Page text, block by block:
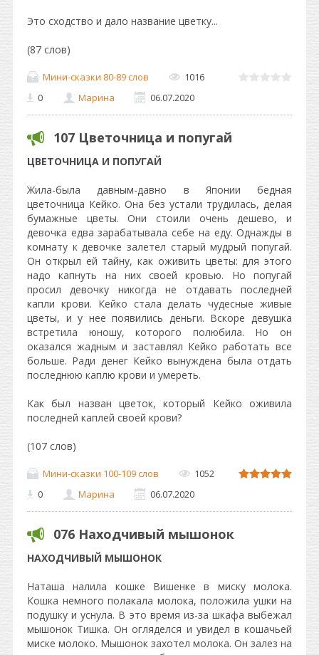
Это сходство и дало название цветку...
(87 слов)
Мини-сказки 80-89 слов
1016
0
Марина 06.07.2020
107 Цветочница и попугай
ЦВЕТОЧНИЦА И ПОПУГАЙ
Жила-была давным-давно в Японии бедная
цветочница Кейко. Она без устали трудилась, делая
бумажные цветы. Они стоили очень дешево, и
девочка едва зарабатывала себе на еду. Однажды в
комнату к девочке залетел старый мудрый попугай.
Он открыл ей тайну, как оживить цветы: для этого
надо капнуть на них своей кровью. Но попугай
просил девочку никогда не отдавать последней
капли крови. Кейко стала делать чудесные живые
цветы, и у нее появились деньги. Вскоре девушка
встретила юношу, которого полюбила. Но он
оказался жадным и заставлял Кейко работать все
больше. Ради денег Кейко вынуждена была отдать
последнюю каплю крови и умереть.
Как был назван цветок, который Кейко оживила
последней каплей своей крови?
(107 слов)
Мини-сказки 100-109 слов
1052
0
Марина 06.07.2020
076 Находчивый мышонок
НАХОДЧИВЫЙ МЫШОНОК
Наташа налила кошке Вишенке в миску молока.
Кошка немного полакала молока, положила ушки на
подушку и уснула. В это время из-за шкафа выбежал
мышонок Тишка. Он огляделся и увидел в кошачьей
миске молоко. Мышонок захотел молока. Он залез на